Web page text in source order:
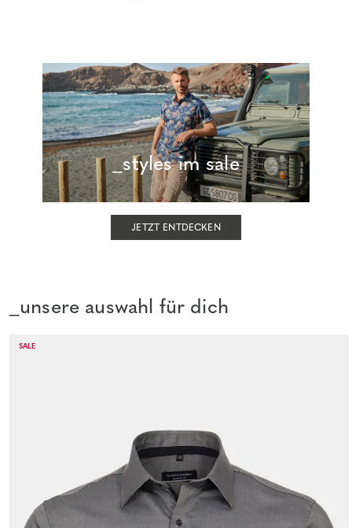
_styles im sale
JETZT ENTDECKEN
_unsere auswahl für dich
SALE